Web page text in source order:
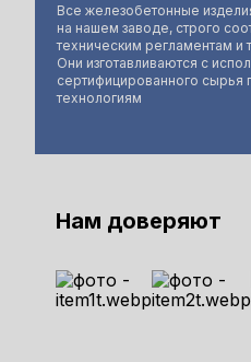
Все железобетонные
на нашем заводе, строго
техническим регламентам
Они изготавливаются с
сертифицированного
технологиям
Нам доверяют